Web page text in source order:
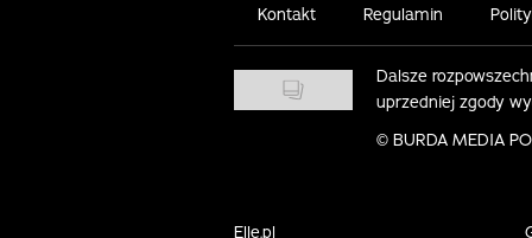
Kontakt Regulamin
Dalsze
uprzedniej zgody
© BURDA MEDIA
Elle.pl